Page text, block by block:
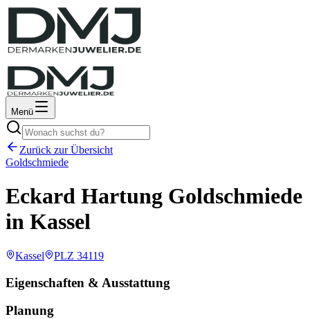
Menü
Zurück zur Übersicht
Goldschmiede
Eckard Hartung Goldschmiede
in Kassel
Kassel PLZ 34119
Eigenschaften & Ausstattung
Planung